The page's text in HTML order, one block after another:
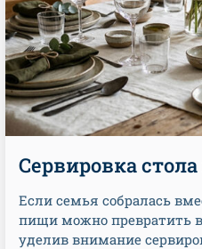
Сервировка
Если семья собралась
пищи можно превратить
уделив внимание